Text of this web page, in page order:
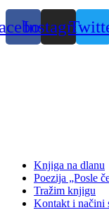
Instagram
Knjiga na dlanu
Poezija „Posle
Tražim knjigu
Kontakt i načini